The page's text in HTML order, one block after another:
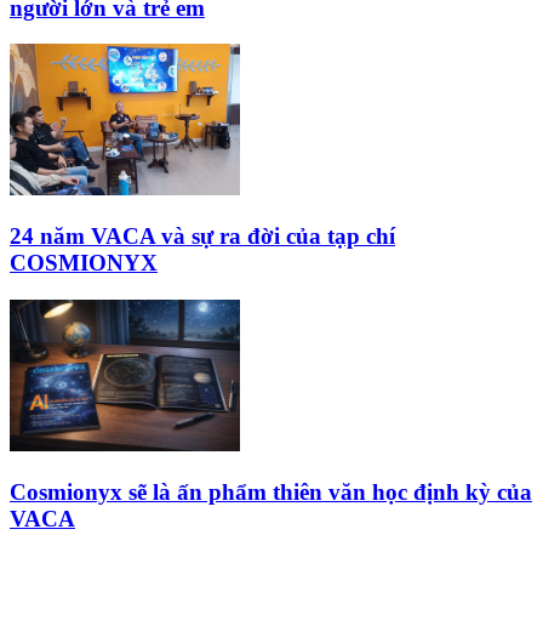
người lớn và trẻ em
24 năm VACA và sự ra đời của tạp chí
COSMIONYX
Cosmionyx sẽ là ấn phẩm thiên văn học định kỳ của
VACA